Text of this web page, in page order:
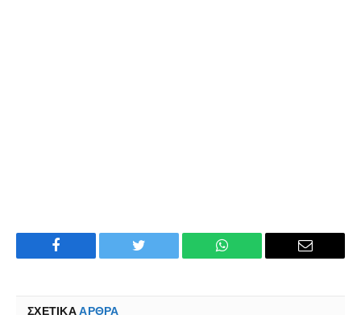
Facebook Twitter WhatsApp Email
ΣΧΕΤΙΚΑΆΡΘΡΑ